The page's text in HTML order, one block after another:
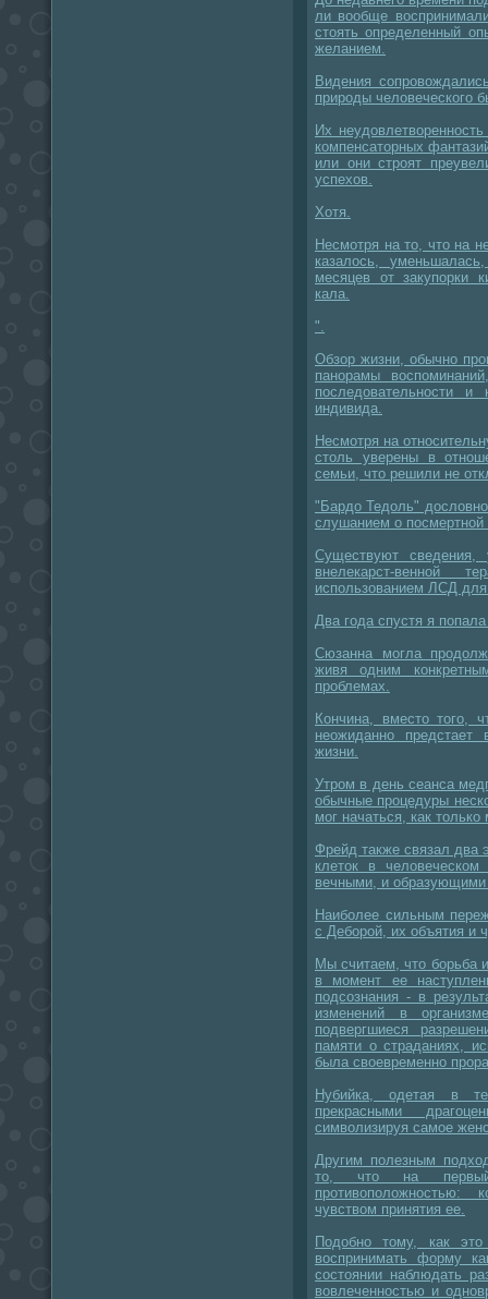
ли вообще
стоять определенный
желанием.
Видения
природы человеческого
Их
компенсаторных
или они строят
успехов.
Хотя.
Несмотря на то, что на
казалось,
месяцев от закупорки
кала.
".
Обзор жизни, обычно
панорамы
последовательности
индивида.
Несмотря на
столь уверены в
семьи, что решили не
"Бардо Тедоль"
слушанием о
Существуют сведения,
внелекарст-
использованием ЛСД
Два года спустя я
Сюзанна могла
живя одним
проблемах.
Кончина, вместо того,
неожиданно
жизни.
Утром в день сеанса
обычные процедуры
мог начаться, как
Фрейд также связал два
клеток в
вечными, и образующими
Наиболее сильным
с Деборой, их объятия и
Мы считаем, что борьба
в момент ее
подсознания - в
изменений в
подвергшиеся
памяти о страданиях,
была своевременно
Нубийка, одетая в
прекрасными
символизируя самое
Другим полезным
то, что на первый
чувством принятия ее.
Подобно тому, как
воспринимать форму
состоянии наблюдать
вовлеченностью и